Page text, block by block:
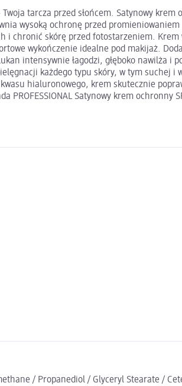
tarcza przed słońcem. Satynowy
wysoką ochronę przed promieniowaniem
i chronić skórę przed fotostarzeniem.
wykończenie idealne pod makijaż.
intensywnie łagodzi, głęboko nawilża i
każdego typu skóry, w tym suchej i
hialuronowego, krem skutecznie
PROFESSIONAL Satynowy krem
/ Propanediol / Glyceryl Stearate /